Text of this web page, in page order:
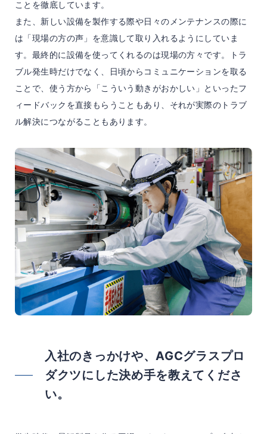
ことを徹底しています。
また、新しい設備を製作する際や日々のメンテナンスの際に
は「現場の方の声」を意識して取り入れるようにしていま
す。最終的に設備を使ってくれるのは現場の方々です。トラ
ブル発生時だけでなく、日頃からコミュニケーションを取る
ことで、使う方から「こういう動きがおかしい」といったフ
ィードバックを直接もらうこともあり、それが実際のトラブ
ル解決につながることもあります。
入社のきっかけや、AGCグラスプロ
ダクツにした決め手を教えてくださ
い。